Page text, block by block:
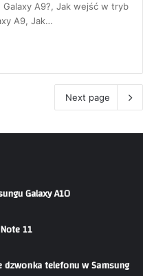
A9?, Jak wejść w tryb
A9, Jak…
Next page
Galaxy A10
11
telefonu w Samsung